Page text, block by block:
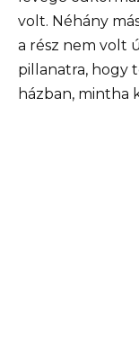
volt. Néhány
a rész nem volt
pillanatra, hogy
házban, mintha